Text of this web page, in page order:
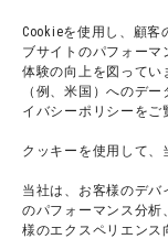
Cookieを使用し、顧
ブサイトのパフォーマ
体験の向上を図ってい
（例、米国）へのデ
イバシーポリシーをご
クッキーを使用して、
当社は、お客様のデバ
のパフォーマンス分析
様のエクスペリエンス
団体利用につい
お問い合わせ
利用規約